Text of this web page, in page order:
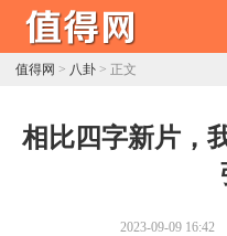
值得网 > 八卦> 正文
相比四字新片，
2023-09-09 16:42